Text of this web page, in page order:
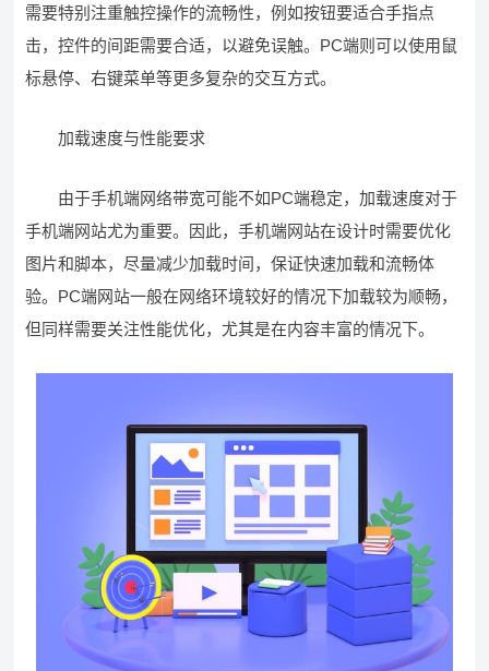
需要特别注重触控操作的流畅性，例如按钮要适合手指点
击，控件的间距需要合适，以避免误触。PC端则可以使用鼠
标悬停、右键菜单等更多复杂的交互方式。
加载速度与性能要求
由于手机端网络带宽可能不如PC端稳定，加载速度对于
手机端网站尤为重要。因此，手机端网站在设计时需要优化
图片和脚本，尽量减少加载时间，保证快速加载和流畅体
验。PC端网站一般在网络环境较好的情况下加载较为顺畅，
但同样需要关注性能优化，尤其是在内容丰富的情况下。